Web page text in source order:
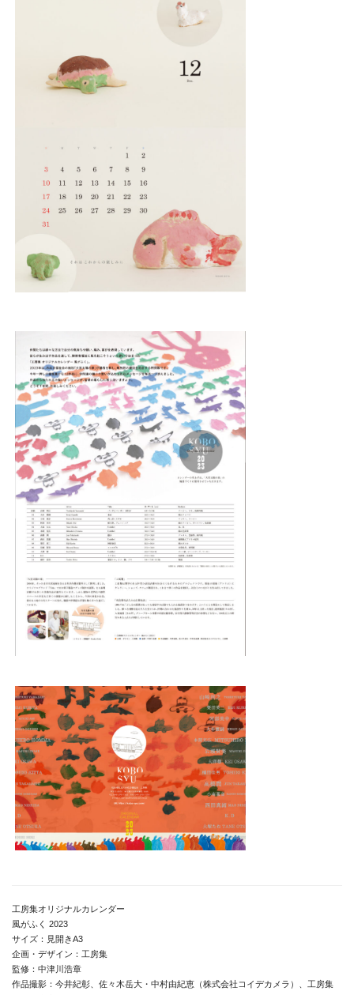
工房集オリジナルカレンダー
風がふく 2023
サイズ：見開きA3
企画・デザイン：工房集
監修：中津川浩章
作品撮影：今井紀彰、佐々木岳大・中村由紀恵（株式会社コイデカメラ）、工房集